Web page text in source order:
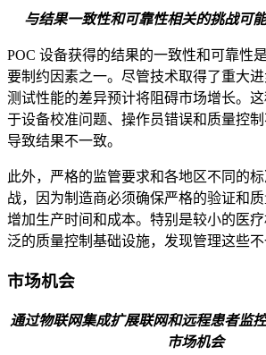
与结果一致性和可靠性相关的挑战可
POC 设备获得的结果的一致性和可靠性
要制约因素之一。尽管技术取得了重大
测试性能的差异预计将阻碍市场增长。
于设备校准问题、操作员错误和质量控
导致结果不一致。
此外，严格的监管要求和各地区不同的
战，因为制造商必须确保严格的验证和
增加生产时间和成本。特别是较小的医
泛的质量控制基础设施，发现管理这些不
市场机会
通过物联网集成扩展联网和远程患者监
市场机会